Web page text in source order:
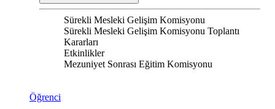
Sürekli Mesleki Gelişim Komisyonu
Sürekli Mesleki Gelişim Komisyonu Toplantı
Kararları
Etkinlikler
Mezuniyet Sonrası Eğitim Komisyonu
Öğrenci